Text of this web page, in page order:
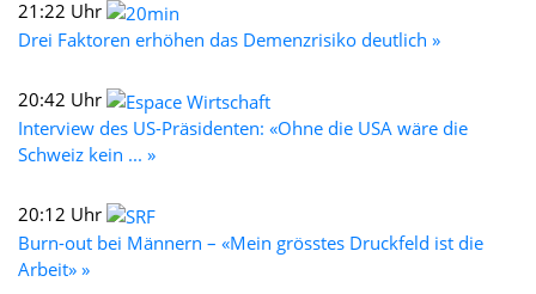
21:22 Uhr
Drei Faktoren erhöhen das Demenzrisiko deutlich »
20:42 Uhr
Interview des US-Präsidenten: «Ohne die USA wäre die
Schweiz kein ... »
20:12 Uhr
Burn-out bei Männern – «Mein grösstes Druckfeld ist die
Arbeit» »